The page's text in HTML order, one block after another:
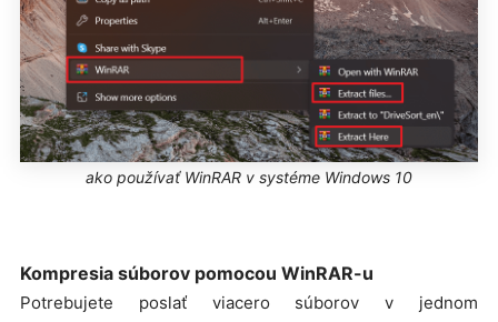
ako používať WinRAR v systéme Windows 10
Kompresia súborov pomocou WinRAR-u
Potrebujete poslať viacero súborov v jednom